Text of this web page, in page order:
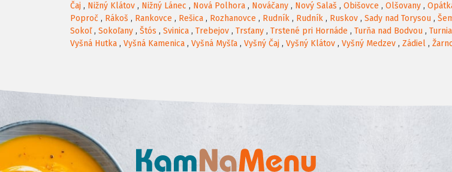
Čaj , Nižný Klátov , Nižný Lánec , Nová Polhora , Nováčany , Nový Salaš , Obišovce , Olšovany ,
Poproč , Rákoš , Rankovce , Rešica , Rozhanovce , Rudník , Rudník , Ruskov , Sady nad Torysou ,
Sokoľ, Sokoľany , Štós , Svinica , Trebejov , Trsťany , Trstené pri Hornáde , Turňa nad Bodvou ,
Vyšná Hutka , Vyšná Kamenica , Vyšná Myšľa , Vyšný Čaj , Vyšný Klátov , Vyšný Medzev , Zádiel ,